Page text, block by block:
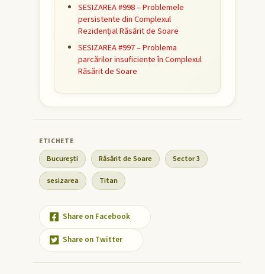
SESIZAREA #998 – Problemele
persistente din Complexul
Rezidențial Răsărit de Soare
SESIZAREA #997 – Problema
parcărilor insuficiente în Complexul
Răsărit de Soare
București Răsărit de Soare Sector 3
sesizarea Titan
Share on Facebook
Share on Twitter